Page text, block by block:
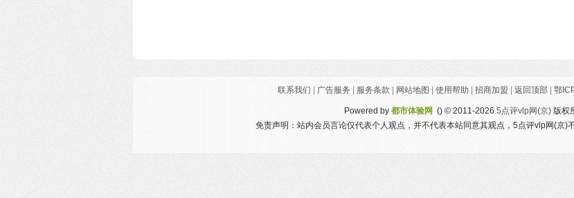
联系我们 广告服务 服务条款 网站地图 使用帮助 招商加盟 返回顶部 鄂
Powered by 都市体验网 () © 2011-2026 5点评vlp网(京) 版权
免责声明：站内会员言论仅代表个人观点，并不代表本站同意其观点，5点评vlp网(京)